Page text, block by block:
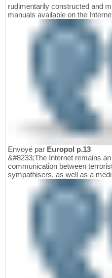
rudimentarily constructed and
manuals available on the
Envoyé par Europol p.13
&#8233;The Internet remains
communication between
sympathisers, as well as a